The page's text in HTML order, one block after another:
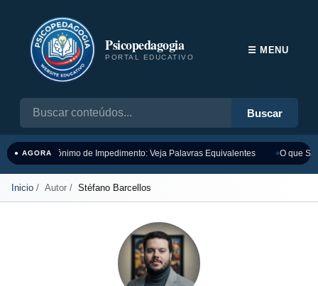
Psicopedagogia
PORTAL EDUCATIVO
Buscar
☰ MENU
● AGORASinônimo de Impedimento: Veja Palavras Equivalentes O que
Inicio Autor Stéfano Barcellos